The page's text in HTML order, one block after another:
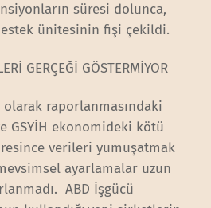
süresi dolunca,
ünitesinin fişi çekildi.
GERÇEĞİ GÖSTERMİYOR
raporlanmasındaki
GSYİH ekonomideki kötü
verileri yumuşatmak
ayarlamalar uzun
ABD İşgücü